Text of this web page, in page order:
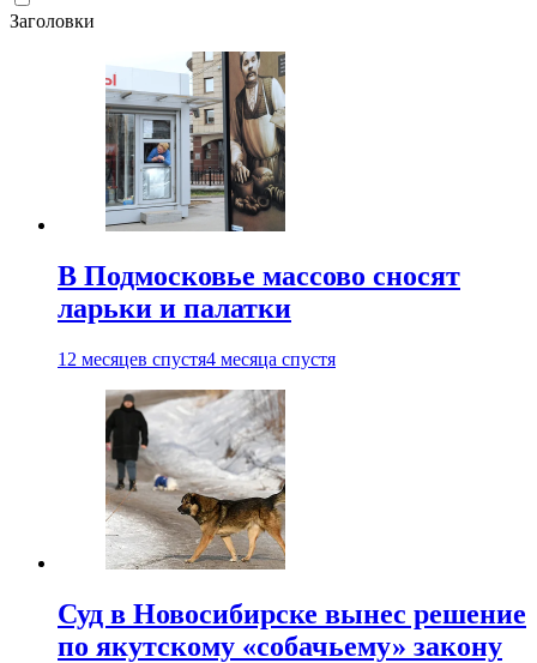
Заголовки
В Подмосковье массово сносят
ларьки и палатки
12 месяцев спустя4 месяца спустя
Суд в Новосибирске вынес решение
по якутскому «собачьему» закону